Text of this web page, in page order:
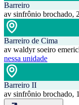
Barreiro
av sinfrônio brochado,
Barreiro de Cima
av waldyr soeiro
nessa unidade
Barreiro II
av sinfrônio brochado,